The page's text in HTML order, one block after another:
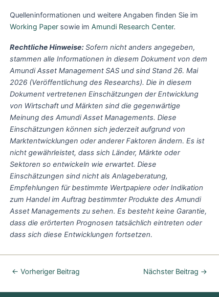
Quelleninformationen und weitere Angaben finden Sie im
Working Paper sowie im Amundi Research Center.
Rechtliche Hinweise: Sofern nicht anders angegeben,
stammen alle Informationen in diesem Dokument von dem
Amundi Asset Management SAS und sind Stand 26. Mai
2026 (Veröffentlichung des Researchs). Die in diesem
Dokument vertretenen Einschätzungen der Entwicklung
von Wirtschaft und Märkten sind die gegenwärtige
Meinung des Amundi Asset Managements. Diese
Einschätzungen können sich jederzeit aufgrund von
Marktentwicklungen oder anderer Faktoren ändern. Es ist
nicht gewährleistet, dass sich Länder, Märkte oder
Sektoren so entwickeln wie erwartet. Diese
Einschätzungen sind nicht als Anlageberatung,
Empfehlungen für bestimmte Wertpapiere oder Indikation
zum Handel im Auftrag bestimmter Produkte des Amundi
Asset Managements zu sehen. Es besteht keine Garantie,
dass die erörterten Prognosen tatsächlich eintreten oder
dass sich diese Entwicklungen fortsetzen.
← Vorheriger Beitrag Nächster Beitrag →